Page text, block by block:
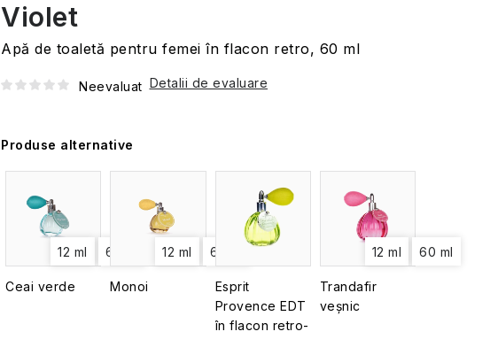
Violet
Apă de toaletă pentru femei în flacon retro, 60 ml
Neevaluat Detalii de evaluare
Produse alternative
12 ml 60 ml
Ceai verde
12 ml 60 ml
Monoi
Esprit
Provence EDT
în flacon retro-
12 ml 60 ml
Trandafir
veșnic